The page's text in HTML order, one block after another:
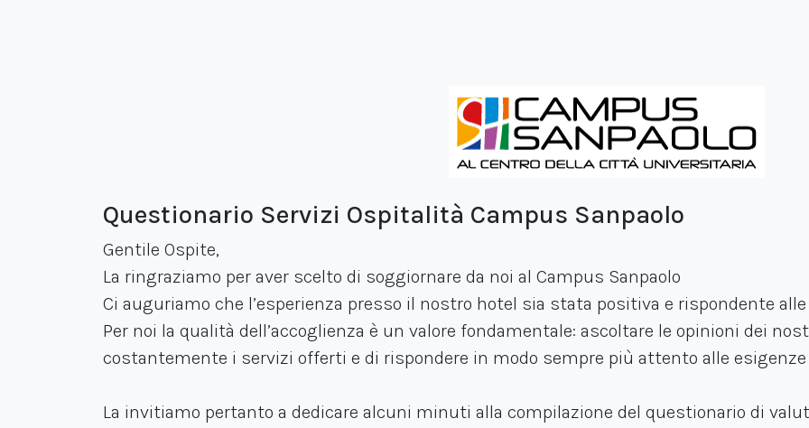
Questionario Servizi Ospitalità Campus Sanpaolo
Gentile Ospite,
La ringraziamo per aver scelto di soggiornare da noi al Campus Sanpaolo
Ci auguriamo che l’esperienza presso il nostro hotel sia stata positiva e rispondente
Per noi la qualità dell’accoglienza è un valore fondamentale: ascoltare le opinioni dei
costantemente i servizi offerti e di rispondere in modo sempre più attento alle
La invitiamo pertanto a dedicare alcuni minuti alla compilazione del questionario di